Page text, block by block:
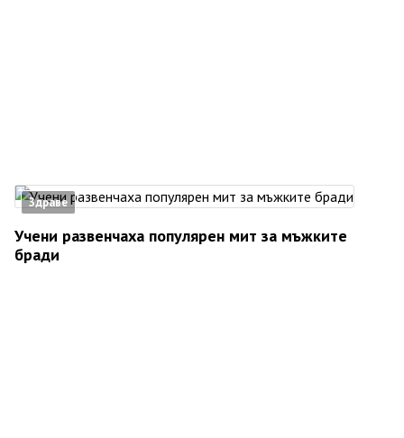
Здраве
Учени развенчаха популярен мит за мъжките
бради